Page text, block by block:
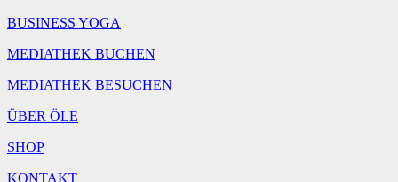
BUSINESS YOGA
MEDIATHEK BUCHEN
MEDIATHEK BESUCHEN
ÜBER ÖLE
SHOP
KONTAKT